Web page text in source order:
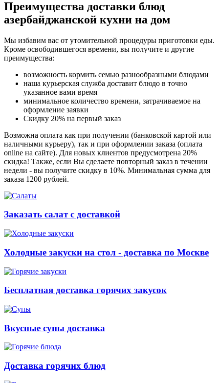
Преимущества доставки блюд
азербайджанской кухни на дом
Мы избавим вас от утомительной процедуры приготовки еды.
Кроме освободившегося времени, вы получите и другие
преимущества:
возможность кормить семью разнообразными блюдами
наша курьерская служба доставит блюдо в точно
указанное вами время
минимальное количество времени, затрачиваемое на
оформление заявки
Скидку 20% на первый заказ
Возможна оплата как при получении (банковской картой или
наличными курьеру), так и при оформлении заказа (оплата
online на сайте). Для новых клиентов предусмотрена 20%
скидка! Также, если Вы сделаете повторный заказ в течении
недели - вы получите скидку в 10%. Минимальная сумма для
заказа 1200 рублей.
Заказать салат с доставкой
Холодные закуски на стол - доставка по Москве
Бесплатная доставка горячих закусок
Вкусные супы доставка
Доставка горячих блюд